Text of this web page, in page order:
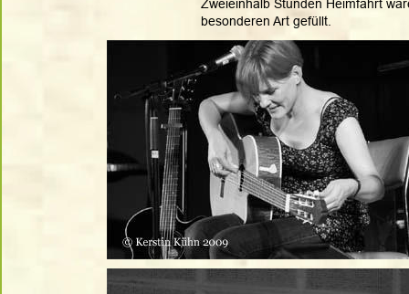
Zweieinhalb Stunden Heimfahrt
besonderen Art gefüllt.